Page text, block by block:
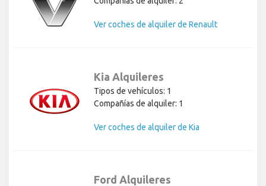
Ver coches de alquiler de Renault
Kia Alquileres
Tipos de vehículos: 1
Compañías de alquiler: 1
Ver coches de alquiler de Kia
Ford Alquileres